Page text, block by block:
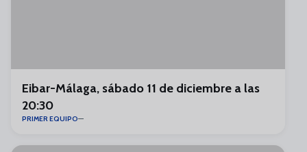
Eibar-Málaga, sábado 11 de diciembre a las
20:30
PRIMER EQUIPO